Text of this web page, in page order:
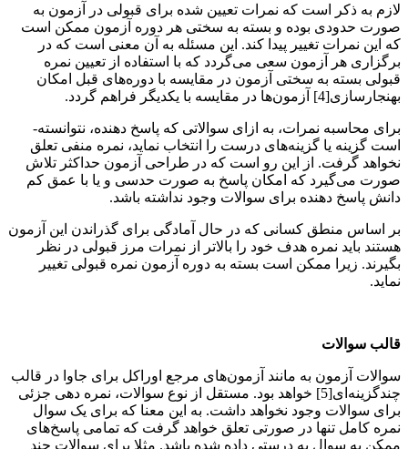
لازم به ذکر است که نمرات تعیین شده برای قبولی در آزمون به
صورت حدودی بوده و بسته به سختی هر دوره آزمون ممکن است
که این نمرات تغییر پیدا کند. این مسئله به آن معنی است که در
برگزاری هر آزمون سعی می‌­گردد که با استفاده از تعیین نمره
قبولی بسته به سختی آزمون در مقایسه با دوره­‌های قبل امکان
بهنجارسازی[4] آزمون‌­ها در مقایسه با یکدیگر فراهم گردد.
برای محاسبه نمرات، به ازای سوالاتی که پاسخ­ دهنده، نتوانسته­
است گزینه­ یا گزینه­‌های درست را انتخاب نماید، نمره منفی تعلق
نخواهد گرفت. از این رو است که در طراحی آزمون حداکثر تلاش
صورت می­‌گیرد که امکان پاسخ به صورت حدسی و یا با عمق کم
دانش پاسخ­ دهنده برای سوالات وجود نداشته باشد.
بر اساس منطق کسانی که در حال آمادگی برای گذراندن این آزمون
هستند باید نمره هدف خود را بالاتر از نمرات مرز قبولی در نظر
بگیرند. زیرا ممکن است بسته به دوره آزمون نمره قبولی تغییر
نماید.
قالب سوالات
سوالات آزمون به مانند آزمون‌­های مرجع اوراکل برای جاوا در قالب
چندگزینه­‌ای[5] خواهد بود. مستقل از نوع سوالات، نمره­ دهی جزئی
برای سوالات وجود نخواهد داشت. به این معنا که برای یک سوال
نمره کامل تنها در صورتی تعلق خواهد گرفت که تمامی پاسخ­‌های
ممکن به سوال به درستی داده شده باشد. مثلا برای سوالات چند